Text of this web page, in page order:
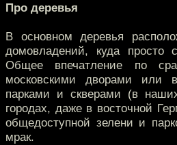
Про деревья
В основном деревья
домовладений, куда просто
Общее впечатление по
московскими дворами или
парками и скверами (в
городах, даже в восточной
общедоступной зелени и
мрак.